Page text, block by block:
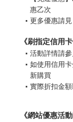
惠乙次
更多優惠請見
《刷指定信用卡
活動詳情請參
如使用信用
新購買
實際折扣金
《網站優惠活